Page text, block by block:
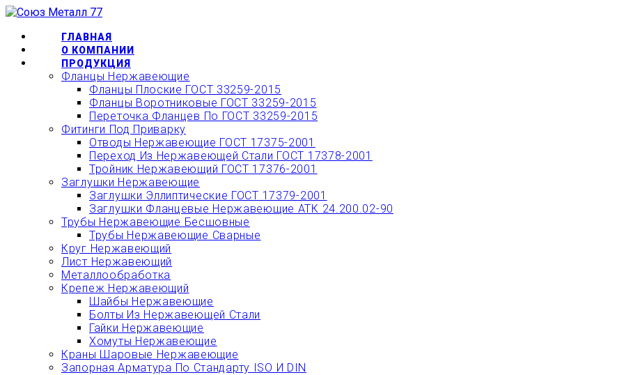
Перейти
содержимомуГЛАВНАЯ
О КОМПАНИИ
ПРОДУКЦИЯ
Фланцы Нержавеющие
Фланцы Плоские ГОСТ 33259-2015
Фланцы Воротниковые ГОСТ 33259-2015
Переточка Фланцев По ГОСТ 33259-2015
Фитинги Под Приварку
Отводы Нержавеющие ГОСТ 17375-2001
Переход Из Нержавеющей Стали ГОСТ 17378-2001
Тройник Нержавеющий ГОСТ 17376-2001
Заглушки Нержавеющие
Заглушки Эллиптические ГОСТ 17379-2001
Заглушки Фланцевые Нержавеющие АТК 24.200.02-90
Трубы Нержавеющие Бесшовные
Трубы Нержавеющие Сварные
Круг Нержавеющий
Лист Нержавеющий
Металлообработка
Крепеж Нержавеющий
Шайбы Нержавеющие
Болты Из Нержавеющей Стали
Гайки Нержавеющие
Хомуты Нержавеющие
Краны Шаровые Нержавеющие
Запорная Арматура По Стандарту ISO И DIN